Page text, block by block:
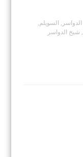
الدواسر , السويلم,
, شيخ الدواسر